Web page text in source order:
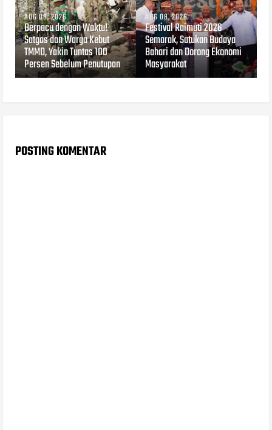
AUG 08, 2026
Berpacu dengan Waktu!
Satgas dan Warga Kebut
TMMD, Yakin Tuntas 100
Persen Sebelum Penutupan
AUG 08, 2026
Festival Raimuti 2026
Semarak, Satukan Budaya
Bahari dan Dorong Ekonomi
Masyarakat
POSTING KOMENTAR